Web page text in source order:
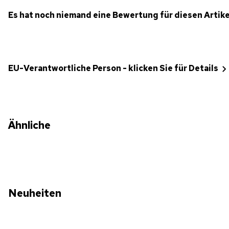
Es hat noch niemand eine Bewertung für diesen
EU-Verantwortliche Person - klicken Sie für Details
Ähnliche
Neuheiten